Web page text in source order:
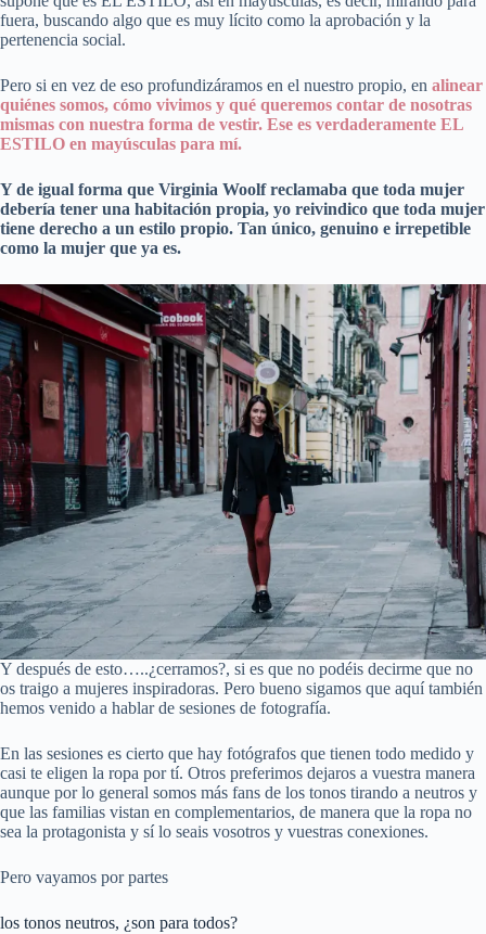
fuera, buscando algo que es muy lícito como la aprobación y la
pertenencia social.
Pero si en vez de eso profundizáramos en el nuestro propio, en alinear
quiénes somos, cómo vivimos y qué queremos contar de nosotras
mismas con nuestra forma de vestir. Ese es verdaderamente EL
ESTILO en mayúsculas para mí.
Y de igual forma que Virginia Woolf reclamaba que toda mujer
debería tener una habitación propia, yo reivindico que toda mujer
tiene derecho a un estilo propio. Tan único, genuino e irrepetible
como la mujer que ya es.
Y después de esto…..¿cerramos?, si es que no podéis decirme que no
os traigo a mujeres inspiradoras. Pero bueno sigamos que aquí también
hemos venido a hablar de sesiones de fotografía.
En las sesiones es cierto que hay fotógrafos que tienen todo medido y
casi te eligen la ropa por tí. Otros preferimos dejaros a vuestra manera
aunque por lo general somos más fans de los tonos tirando a neutros y
que las familias vistan en complementarios, de manera que la ropa no
sea la protagonista y sí lo seais vosotros y vuestras conexiones.
Pero vayamos por partes
los tonos neutros, ¿son para todos?